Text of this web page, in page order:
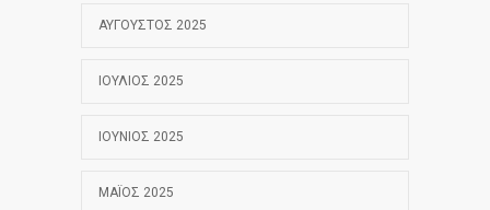
ΑΎΓΟΥΣΤΟΣ 2025
ΙΟΎΛΙΟΣ 2025
ΙΟΎΝΙΟΣ 2025
ΜΆΙΟΣ 2025